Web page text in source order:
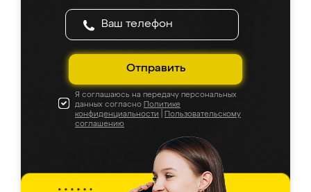
Отправить
Я соглашаюсь на передачу персональных
данных согласно Политике
конфиденциальности
Пользовательскому
соглашению